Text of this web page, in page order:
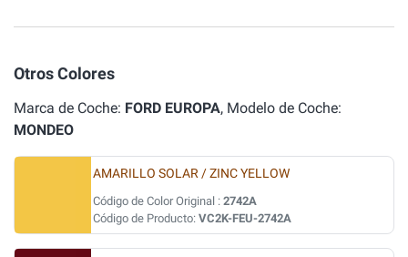
Otros Colores
Marca de Coche: FORD EUROPA, Modelo de Coche:
MONDEO
AMARILLO SOLAR / ZINC YELLOW
Código de Color Original : 2742A
Código de Producto: VC2K-FEU-2742A